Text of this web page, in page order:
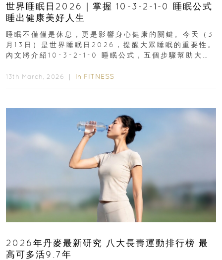
世界睡眠日2026｜掌握 10-3-2-1-0 睡眠公式
睡出健康美好人生
睡眠不僅僅是休息，更是影響身心健康的關鍵。今天（3
月13日）是世界睡眠日2026，提醒大眾睡眠的重要性。
內文將介紹10-3-2-1-0 睡眠公式，五個步驟幫助大家
13th March, 2026 ｜ In FITNESS
2026年丹麥最新研究 八大長壽運動排行榜 最
高可多活9.7年